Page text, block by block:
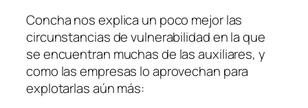
Concha nos explica un poco mejor las
circunstancias de vulnerabilidad en la que
se encuentran muchas de las auxiliares, y
como las empresas lo aprovechan para
explotarlas aún más: